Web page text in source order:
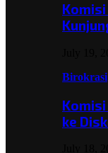
Komisi
Birokrasi
Komisi
ke